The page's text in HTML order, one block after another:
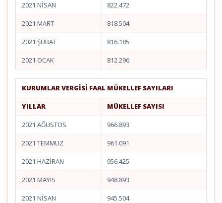
2021 NİSAN 822.472
2021 MART 818.504
2021 ŞUBAT 816.185
2021 OCAK 812.296
KURUMLAR VERGİSİ FAAL MÜKELLEF SAYILARI
YILLAR MÜKELLEF SAYISI
2021 AĞUSTOS 966.893
2021 TEMMUZ 961.091
2021 HAZİRAN 956.425
2021 MAYIS 948.893
2021 NİSAN 945.504